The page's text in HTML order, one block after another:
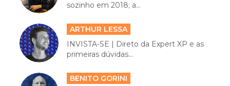
sozinho em 2018; a...
ARTHUR LESSA
INVISTA-SE | Direto da Expert XP e as
primeiras dúvidas...
BENITO GORINI